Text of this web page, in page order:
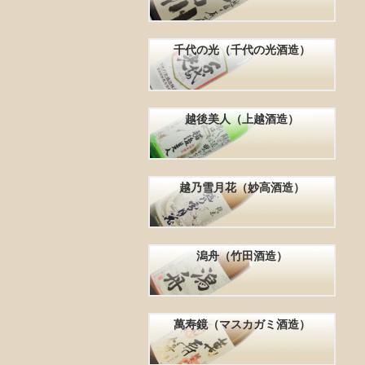
千代の光（千代の光酒造）
越後美人（上越酒造）
越乃雪月花（妙高酒造）
潟舟（竹田酒造）
萬寿鏡（マスカガミ酒造）